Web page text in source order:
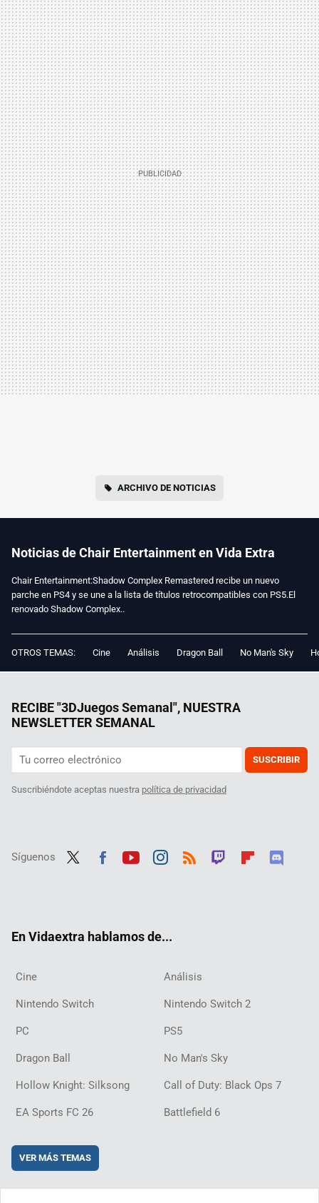
ARCHIVO DE NOTICIAS
Noticias de Chair Entertainment en Vida Extra
Chair Entertainment:Shadow Complex Remastered recibe un nuevo
parche en PS4 y se une a la lista de títulos retrocompatibles con PS5.El
renovado Shadow Complex..
OTROS TEMAS: Cine Análisis Dragon Ball No Man's Sky
RECIBE "3DJuegos Semanal", NUESTRA
NEWSLETTER SEMANAL
SUSCRIBIR
Suscribiéndote aceptas nuestra política de privacidad
Síguenos
En Vidaextra hablamos de...
Cine Análisis
Nintendo Switch Nintendo Switch 2
PC PS5
Dragon Ball No Man's Sky
Hollow Knight: Silksong Call of Duty: Black Ops 7
EA Sports FC 26 Battlefield 6
VER MÁS TEMAS